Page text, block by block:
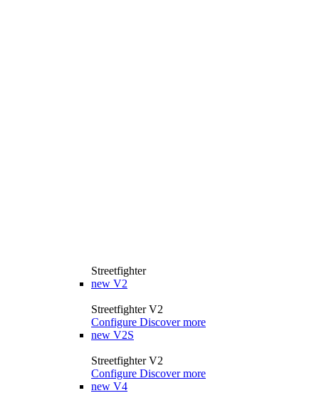
Streetfighter
new V2
Streetfighter V2
Configure Discover more
new V2S
Streetfighter V2
Configure Discover more
new V4